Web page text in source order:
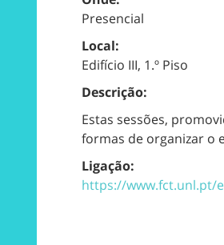
Presencial
Local:
Edifício III, 1.º Piso
Descrição:
Estas sessões,
formas de organizar o
Ligação:
https://www.fct.unl.pt/